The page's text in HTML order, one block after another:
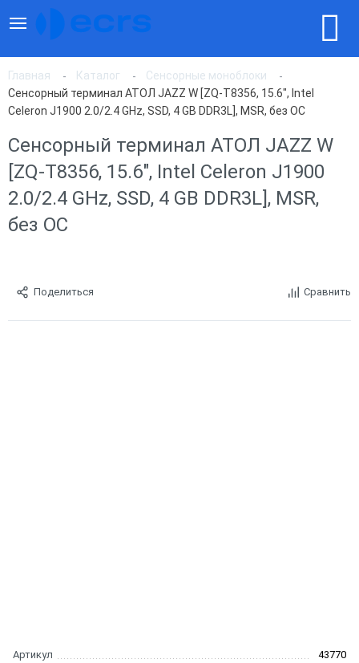
Главная Каталог
Сенсорные моноблоки
Сенсорный терминал АТОЛ JAZZ W [ZQ-T8356, 15.6", Intel
Celeron J1900 2.0/2.4 GHz, SSD, 4 GB DDR3L], MSR, без ОС
Сенсорный терминал АТОЛ JAZZ W
[ZQ-T8356, 15.6", Intel Celeron J1900
2.0/2.4 GHz, SSD, 4 GB DDR3L], MSR,
без ОС
Поделиться Сравнить
Артикул 43770